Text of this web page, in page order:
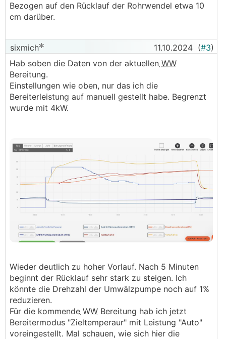
Bezogen auf den Rücklauf der Rohrwendel etwa 10
cm darüber.
sixmich 11.10.2024 (#3)
Hab soben die Daten von der aktuellen WW
Bereitung.
Einstellungen wie oben, nur das ich die
Bereiterleistung auf manuell gestellt habe. Begrenzt
wurde mit 4kW.
Wieder deutlich zu hoher Vorlauf. Nach 5 Minuten
beginnt der Rücklauf sehr stark zu steigen. Ich
könnte die Drehzahl der Umwälzpumpe noch auf 1%
reduzieren.
Für die kommende WW Bereitung hab ich jetzt
Bereitermodus "Zieltemperaur" mit Leistung "Auto"
voreingestellt. Mal schauen, wie sich hier die